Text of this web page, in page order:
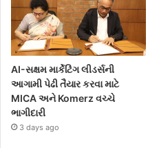
AI-સક્ષમ માર્કેટિંગ લીડર્સની
આગામી પેઢી તૈયાર કરવા માટે
MICA અને Komerz વચ્ચે
ભાગીદારી
3 days ago